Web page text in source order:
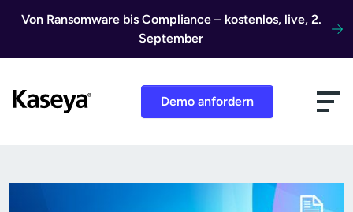
Von Ransomware bis Compliance – kostenlos, live, 2.
September
Demo anfordern